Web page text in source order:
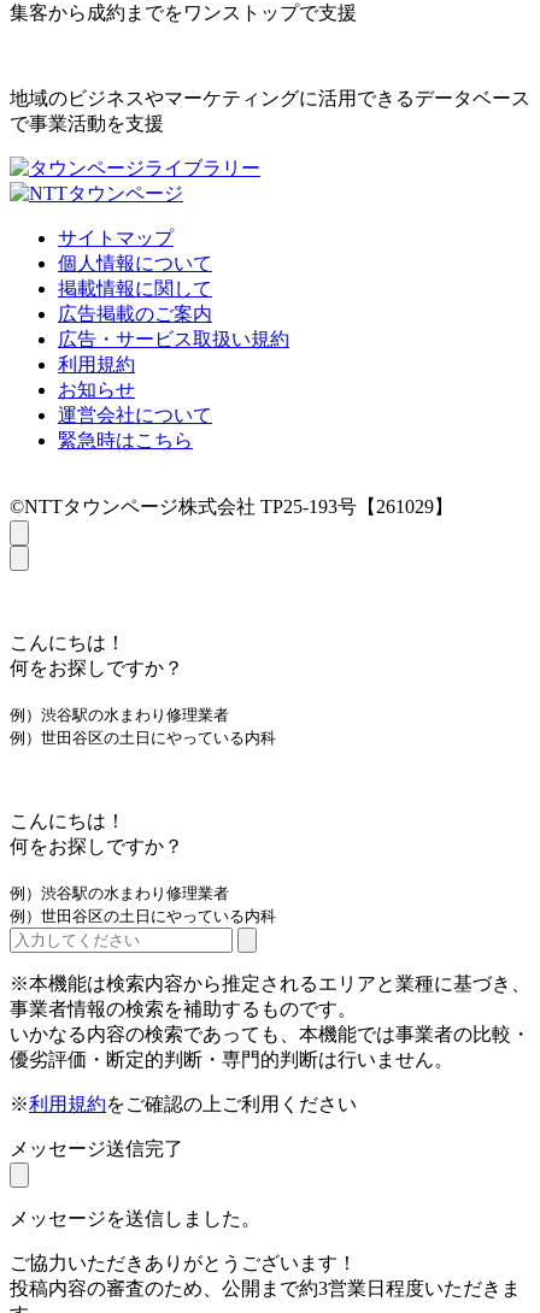
集客から成約までをワンストップで支援
地域のビジネスやマーケティングに活用できるデータベース
で事業活動を支援
サイトマップ
個人情報について
掲載情報に関して
広告掲載のご案内
広告・サービス取扱い規約
利用規約
お知らせ
運営会社について
緊急時はこちら
©NTTタウンページ株式会社 TP25-193号【261029】
こんにちは！
何をお探しですか？
例）渋谷駅の水まわり修理業者
例）世田谷区の土日にやっている内科
こんにちは！
何をお探しですか？
例）渋谷駅の水まわり修理業者
例）世田谷区の土日にやっている内科
※本機能は検索内容から推定されるエリアと業種に基づき、
事業者情報の検索を補助するものです。
いかなる内容の検索であっても、本機能では事業者の比較・
優劣評価・断定的判断・専門的判断は行いません。
※利用規約をご確認の上ご利用ください
メッセージ送信完了
メッセージを送信しました。
ご協力いただきありがとうございます！
投稿内容の審査のため、公開まで約3営業日程度いただきま